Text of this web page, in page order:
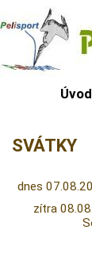
SVÁTKY
dnes
zítra